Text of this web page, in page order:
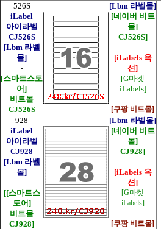
526S
iLabel
아이라벨
CJ526S
[Lbm 라벨
몰]
-
[스마트스토
어]
비트몰
CJ526S
[Lbm 라벨몰]
[네이버 비트
몰]
CJ526S]
[iLabels 옥
션]
[G마켓
iLabels]
[쿠팡 비트몰]
928
iLabel
아이라벨
CJ928
[Lbm 라벨
몰]
-
[[스마트스
토어]
비트몰
CJ928]
[Lbm 라벨몰]
[네이버 비트
몰]
CJ928]
[iLabels 옥
션]
[G마켓
iLabels]
[쿠팡 비트몰]